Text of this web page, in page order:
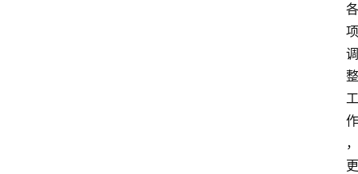
各
项
调
整
工
作
，
更